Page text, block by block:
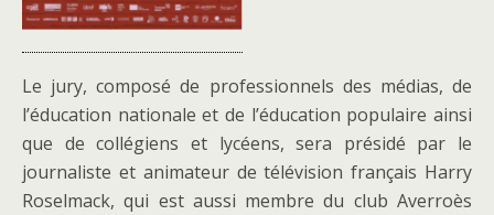
Le jury, composé de professionnels des médias, de
l’éducation nationale et de l’éducation populaire ainsi
que de collégiens et lycéens, sera présidé par le
journaliste et animateur de télévision français Harry
Roselmack, qui est aussi membre du club Averroès